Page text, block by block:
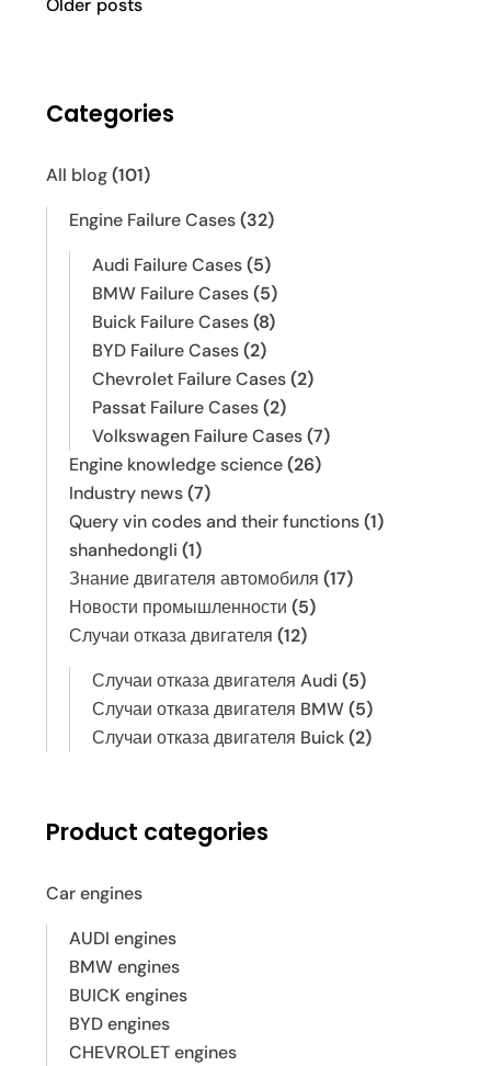
Older posts
Categories
All blog(101)
Engine Failure Cases(32)
Audi Failure Cases(5)
BMW Failure Cases(5)
Buick Failure Cases(8)
BYD Failure Cases(2)
Chevrolet Failure Cases(2)
Passat Failure Cases(2)
Volkswagen Failure Cases(7)
Engine knowledge science(26)
Industry news(7)
Query vin codes and their functions(1)
shanhedongli (1)
Знание двигателя автомобиля (17)
Новости промышленности (5)
Случаи отказа двигателя (12)
Случаи отказа двигателя Audi (5)
Случаи отказа двигателя BMW(5)
Случаи отказа двигателя Buick(2)
Product categories
Car engines
AUDI engines
BMW engines
BUICK engines
BYD engines
CHEVROLET engines